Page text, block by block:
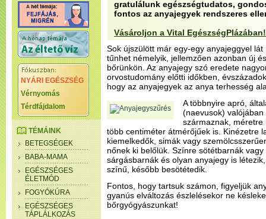
NYÁRI EGÉSZSÉG
Vérnyomás
Térdfájdalom
TÉMÁINK
BETEGSÉGEK
BABA-MAMA
EGÉSZSÉGES
ÉLETMÓD
FOGYÓKÚRA
EGÉSZSÉGES
TÁPLÁLKOZÁS
gratulálunk egészségtudatos,
fontos az anyajegyek rendszeres
Vásároljon a Vital EgészségPlázában!
Sok újszülött már egy-egy anyajeggyel
tűnhet némelyik, jellemzően azonban új
bőrünkön. Az anyajegy szó eredete
orvostudomány előtti időkben,
hogy az anyajegyek az anya terhesség
A többnyire apró,
(naevusok)
származnak, méretre
több centiméter átmérőjűek is. Kinézetre
kiemelkedők, simák vagy
nőnek ki belőlük. Színre sötétbarnák
sárgásbarnák és olyan anyajegy is
színű, később besötétedik.
Fontos, hogy tartsuk számon, figyeljük
gyanús elváltozás észlelésekor ne
bőrgyógyászunkat!